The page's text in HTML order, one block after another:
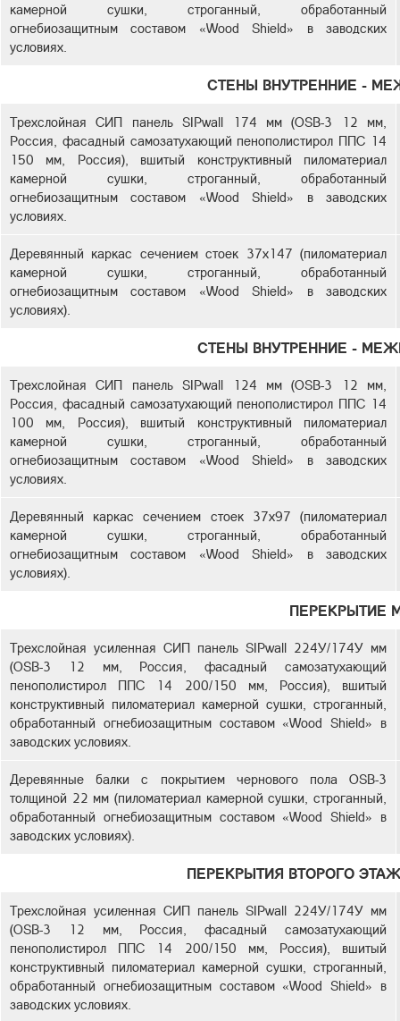
камерной сушки, строганный, обработанный
огнебиозащитным составом «Wood Shield» в заводских
условиях.
СТЕНЫ ВНУТРЕННИЕ -
Трехслойная СИП панель SIPwall 174 мм (OSB-3 12 мм,
Россия, фасадный самозатухающий пенополистирол ППС 14
150 мм, Россия), вшитый конструктивный пиломатериал
камерной сушки, строганный, обработанный
огнебиозащитным составом «Wood Shield» в заводских
условиях.
Деревянный каркас сечением стоек 37х147 (пиломатериал
камерной сушки, строганный, обработанный
огнебиозащитным составом «Wood Shield» в заводских
условиях).
СТЕНЫ ВНУТРЕННИЕ -
Трехслойная СИП панель SIPwall 124 мм (OSB-3 12 мм,
Россия, фасадный самозатухающий пенополистирол ППС 14
100 мм, Россия), вшитый конструктивный пиломатериал
камерной сушки, строганный, обработанный
огнебиозащитным составом «Wood Shield» в заводских
условиях.
Деревянный каркас сечением стоек 37х97 (пиломатериал
камерной сушки, строганный, обработанный
огнебиозащитным составом «Wood Shield» в заводских
условиях).
ПЕРЕКРЫТИЕ
Трехслойная усиленная СИП панель SIPwall 224У/174У мм
(OSB-3 12 мм, Россия, фасадный самозатухающий
пенополистирол ППС 14 200/150 мм, Россия), вшитый
конструктивный пиломатериал камерной сушки, строганный,
обработанный огнебиозащитным составом «Wood Shield» в
заводских условиях.
Деревянные балки с покрытием чернового пола OSB-3
толщиной 22 мм (пиломатериал камерной сушки, строганный,
обработанный огнебиозащитным составом «Wood Shield» в
заводских условиях).
ПЕРЕКРЫТИЯ ВТОРОГО
Трехслойная усиленная СИП панель SIPwall 224У/174У мм
(OSB-3 12 мм, Россия, фасадный самозатухающий
пенополистирол ППС 14 200/150 мм, Россия), вшитый
конструктивный пиломатериал камерной сушки, строганный,
обработанный огнебиозащитным составом «Wood Shield» в
заводских условиях.